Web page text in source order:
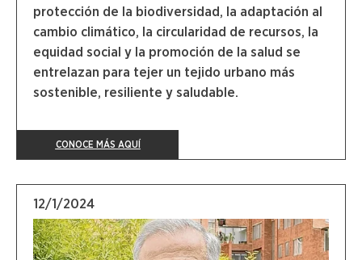
protección de la biodiversidad, la adaptación al
cambio climático, la circularidad de recursos, la
equidad social y la promoción de la salud se
entrelazan para tejer un tejido urbano más
sostenible, resiliente y saludable.
CONOCE MÁS AQUÍ
12/1/2024